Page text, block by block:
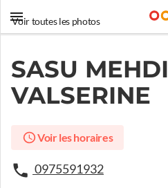
Voir toutes les photos
SASU MEHDI
VALSERINE
Voir les horaires
0975591932